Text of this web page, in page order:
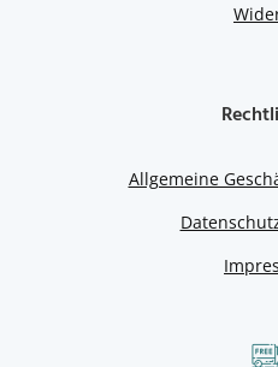
Allgemeine